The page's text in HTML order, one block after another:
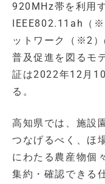
920MHz帯を利用
IEEE802.11ah（
ットワーク（※2
普及促進を図るモ
証は2022年12月
る。
高知県では、施設
つなげるべく、ほ
にわたる農産物個
集約・確認できる